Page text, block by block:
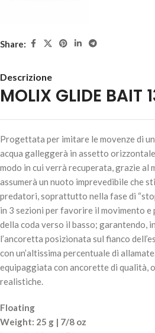
MOLIX GLIDE BAIT 130 DYING –
29,90 2
AGGIUNGI
CARRELLO
Share:
Descrizione
MOLIX GLIDE BAIT
Progettata per imitare le movenze di
acqua galleggerà in assetto
modo in cui verrà recuperata, grazie al
assumerà un nuoto imprevedibile che
predatori, soprattutto nella fase di
in 3 sezioni per favorire il movimento e
della coda verso il basso; garantendo,
l’ancoretta posizionata sul fianco
con un’altissima percentuale di
equipaggiata con ancorette di qualità,
realistiche.
Floating
Weight: 25 g | 7/8 oz